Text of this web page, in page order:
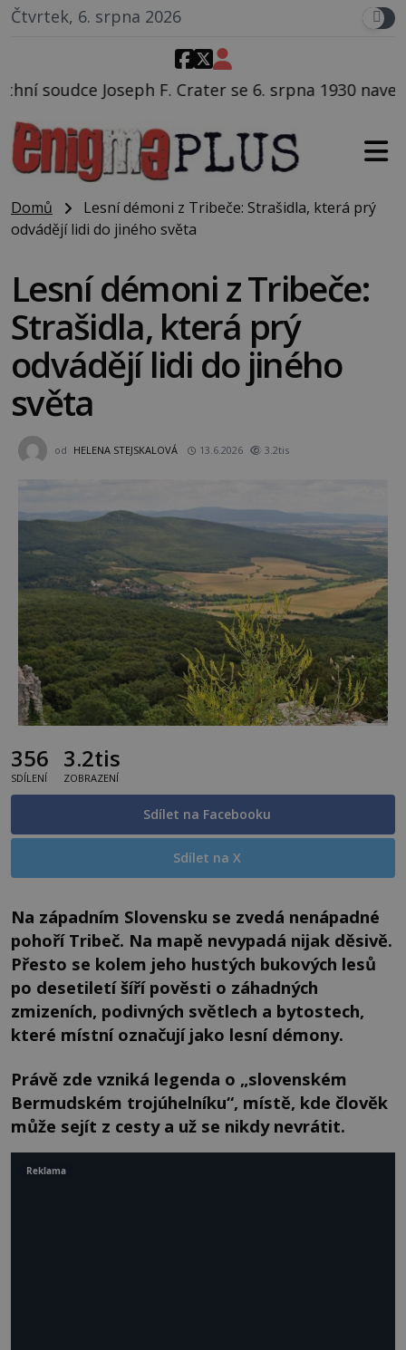
Čtvrtek, 6. srpna 2026
se 6. srpna 1930 navečeří ve své oblíbené
Domů
Lesní démoni z Tribeče: Strašidla, která prý
odvádějí lidi do jiného světa
Lesní démoni z Tribeče:
Strašidla, která prý
odvádějí lidi do jiného
světa
od HELENA STEJSKALOVÁ 13.6.2026 3.2tis
356
SDÍLENÍ
3.2tis
ZOBRAZENÍ
Sdílet na Facebooku
Sdílet na X
Na západním Slovensku se zvedá nenápadné
pohoří Tribeč. Na mapě nevypadá nijak děsivě.
Přesto se kolem jeho hustých bukových lesů
po desetiletí šíří pověsti o záhadných
zmizeních, podivných světlech a bytostech,
které místní označují jako lesní démony.
Právě zde vzniká legenda o „slovenském
Bermudském trojúhelníku“, místě, kde člověk
může sejít z cesty a už se nikdy nevrátit.
Reklama